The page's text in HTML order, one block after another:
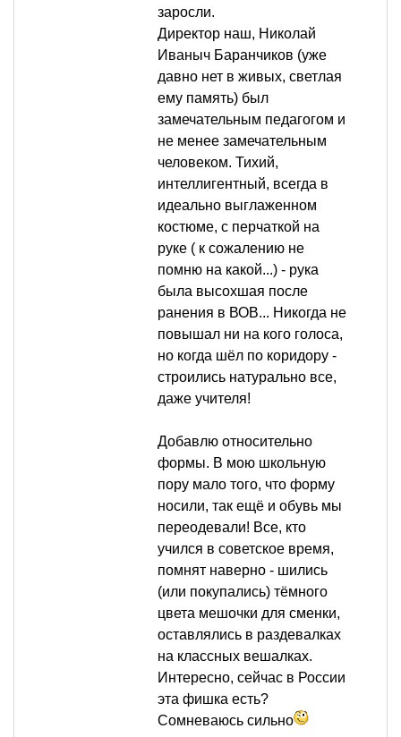
заросли.
Директор наш, Николай
Иваныч Баранчиков (уже
давно нет в живых, светлая
ему память) был
замечательным педагогом и
не менее замечательным
человеком. Тихий,
интеллигентный, всегда в
идеально выглаженном
костюме, с перчаткой на
руке ( к сожалению не
помню на какой...) - рука
была высохшая после
ранения в ВОВ... Никогда не
повышал ни на кого голоса,
но когда шёл по коридору -
строились натурально все,
даже учителя!
Добавлю относительно
формы. В мою школьную
пору мало того, что форму
носили, так ещё и обувь мы
переодевали! Все, кто
учился в советское время,
помнят наверно - шились
(или покупались) тёмного
цвета мешочки для сменки,
оставлялись в раздевалках
на классных вешалках.
Интересно, сейчас в России
эта фишка есть?
Сомневаюсь сильно